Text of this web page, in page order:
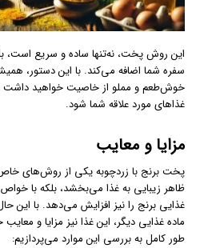
این روش پخت، نه‌تنها ساده و سریع است،
سفره شما اضافه می‌کند. با این دستور،
خوش‌طعم و مملو از خاصیت خواهید داشت
غذاهای مورد علاقه شما شود.
مزایا و معایب
پخت برنج با زردچوبه یکی از روش‌های
ظاهر زیبایی به غذا می‌بخشد، بلکه با
غذایی برنج را نیز افزایش می‌دهد. با این
ماده غذایی دیگر، این غذا نیز مزایا و
طور کامل به بررسی این موارد می‌پردازیم: